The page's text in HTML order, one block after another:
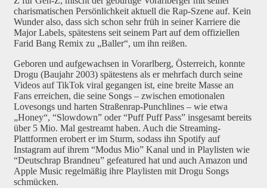
charismatischen Persönlichkeit aktuell die Rap-Szene auf. Kein
Wunder also, dass sich schon sehr früh in seiner Karriere die
Major Labels, spätestens seit seinem Part auf dem offiziellen
Farid Bang Remix zu „Baller“, um ihn reißen.
Geboren und aufgewachsen in Vorarlberg, Österreich, konnte
Drogu (Baujahr 2003) spätestens als er mehrfach durch seine
Videos auf TikTok viral gegangen ist, eine breite Masse an
Fans erreichen, die seine Songs – zwischen emotionalen
Lovesongs und harten Straßenrap-Punchlines – wie etwa
„Honey“, “Slowdown” oder “Puff Puff Pass” insgesamt bereits
über 5 Mio. Mal gestreamt haben. Auch die Streaming-
Plattformen erobert er im Sturm, sodass ihn Spotify auf
Instagram auf ihrem “Modus Mio” Kanal und in Playlisten wie
“Deutschrap Brandneu” gefeatured hat und auch Amazon und
Apple Music regelmäßig ihre Playlisten mit Drogu Songs
schmücken.